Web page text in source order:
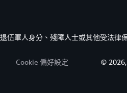
伍軍人身分、殘障人士或其他受法律
Cookie 偏好設定 © 2026,